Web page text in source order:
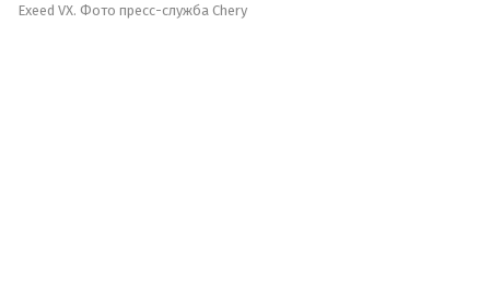
Exeed VX. Фото пресс-служба Chery